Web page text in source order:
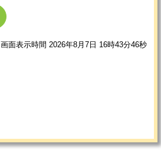
画面表示時間 2026年8月7日 16時43分46秒